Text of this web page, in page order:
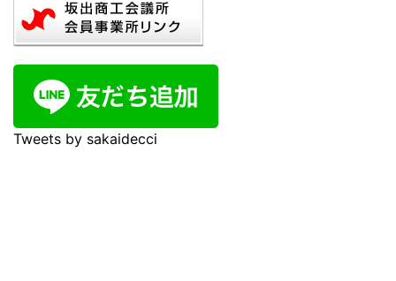
Tweets by sakaidecci